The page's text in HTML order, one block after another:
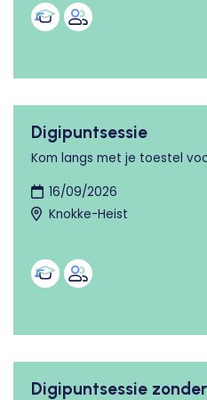
Digipuntsessie
Kom langs met je toestel
16/09/2026
Knokke-Heist
Digipuntsessie